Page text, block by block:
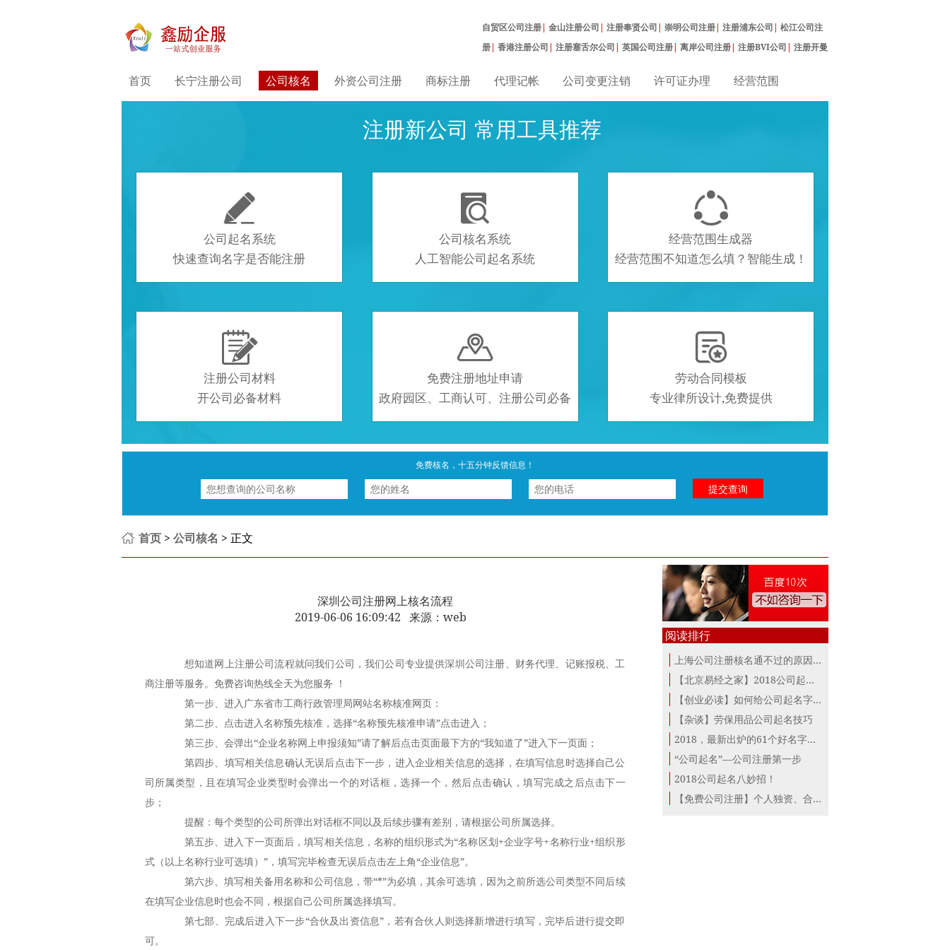
自贸区公司注册| 金山注册公司 | 注册奉贤公司 | 崇明公司注册| 注册浦东公司 | 松江公司注
册| 香港注册公司 | 注册塞舌尔公司 | 英国公司注册| 离岸公司注册| 注册BVI公司 | 注册开曼
首页 长宁注册公司 公司核名 外资公司注册 商标注册 代理记帐 公司变更注销 许可证办理 经营范围
注册新公司 常用工具推荐

公司起名系统
快速查询名字是否能注册

公司核名系统
人工智能公司起名系统

经营范围生成器
经营范围不知道怎么填？智能生成！

注册公司材料
开公司必备材料

免费注册地址申请
政府园区、工商认可、注册公司必备

劳动合同模板
专业律所设计,免费提供
免费核名，十五分钟反馈信息！
首页 > 公司核名 > 正文
深圳公司注册网上核名流程
2019-06-06 16:09:42 来源：web
想知道网上注册公司流程就问我们公司，我们公司专业提供深圳公司注册、财务代理、记账报税、工
商注册等服务。免费咨询热线全天为您服务 ！
第一步、进入广东省市工商行政管理局网站名称核准网页：
第二步、点击进入名称预先核准，选择“名称预先核准申请”点击进入；
第三步、会弹出“企业名称网上申报须知”请了解后点击页面最下方的“我知道了”进入下一页面；
第四步、填写相关信息确认无误后点击下一步，进入企业相关信息的选择，在填写信息时选择自己公
司所属类型，且在填写企业类型时会弹出一个的对话框，选择一个，然后点击确认，填写完成之后点击下一
步；
提醒：每个类型的公司所弹出对话框不同以及后续步骤有差别，请根据公司所属选择。
第五步、进入下一页面后，填写相关信息，名称的组织形式为“名称区划+企业字号+名称行业+组织形
式（以上名称行业可选填）”，填写完毕检查无误后点击左上角“企业信息”。
第六步、填写相关备用名称和公司信息，带“*”为必填，其余可选填，因为之前所选公司类型不同后续
在填写企业信息时也会不同，根据自己公司所属选择填写。
第七部、完成后进入下一步“合伙及出资信息”，若有合伙人则选择新增进行填写，完毕后进行提交即
可。
阅读排行
上海公司注册核名通不过的原因？
【北京易经之家】2018公司起名及品牌...
【创业必读】如何给公司起名字——新...
【杂谈】劳保用品公司起名技巧
2018，最新出炉的61个好名字分享给公...
“公司起名”—公司注册第一步
2018公司起名八妙招！
【免费公司注册】个人独资、合伙企业...